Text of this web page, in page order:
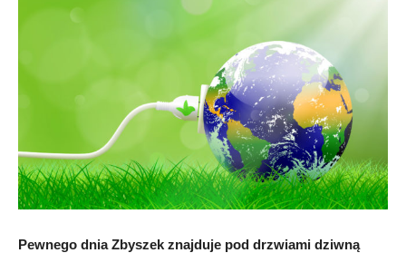
Abrys
Pewnego dnia Zbyszek znajduje pod drzwiami dziwną